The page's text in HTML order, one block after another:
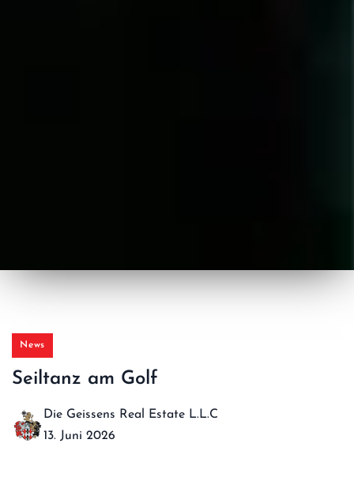
News
Seiltanz am Golf
Die Geissens Real Estate L.L.C
13. Juni 2026